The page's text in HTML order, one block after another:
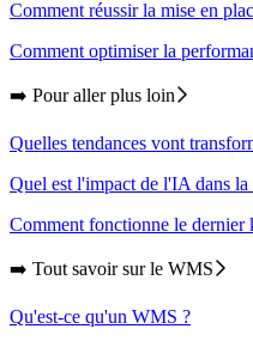
Comment réussir la mise en
Comment optimiser la
➡️ Pour aller plus loin
Quelles tendances vont
Quel est l'impact de l'IA dans
Comment fonctionne le dernier
➡️ Tout savoir sur le WMS
Qu'est-ce qu'un WMS ?